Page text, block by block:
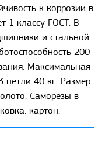
к коррозии в
1 классу ГОСТ. В
и стальной
200
Максимальная
петли 40 кг. Размер
Саморезы в
картон.